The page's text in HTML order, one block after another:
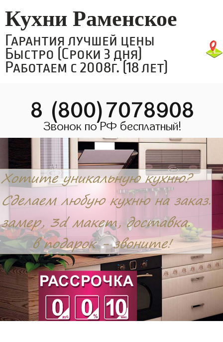
Кухни Раменское
Гарантия лучшей цены
Быстро (Сроки 3 дня)
Работаем с 2008г. (18 лет)
8 (800)7078908
Звонок по РФ бесплатный!